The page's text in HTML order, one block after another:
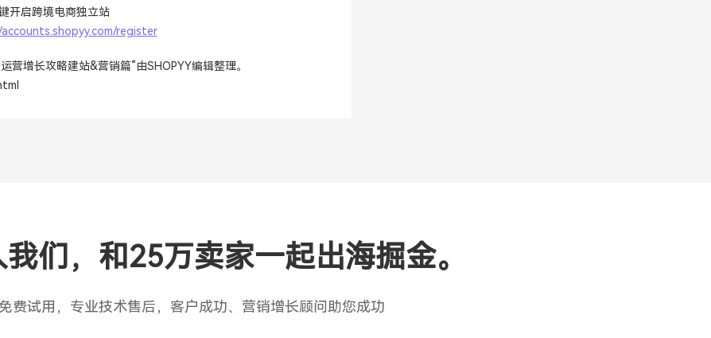
开启跨境电商独立站
register
营增长攻略建站&营销篇”由SHOPYY编辑整理。
们，和25万卖家一起出海掘金。
费试用，专业技术售后，客户成功、营销增长顾问助您成功